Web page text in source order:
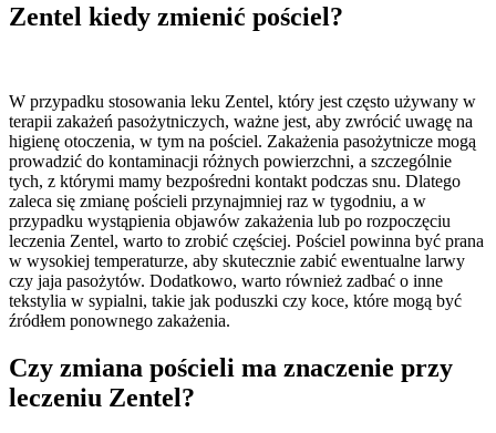
Zentel kiedy zmienić pościel?
W przypadku stosowania leku Zentel, który jest często używany w
terapii zakażeń pasożytniczych, ważne jest, aby zwrócić uwagę na
higienę otoczenia, w tym na pościel. Zakażenia pasożytnicze mogą
prowadzić do kontaminacji różnych powierzchni, a szczególnie
tych, z którymi mamy bezpośredni kontakt podczas snu. Dlatego
zaleca się zmianę pościeli przynajmniej raz w tygodniu, a w
przypadku wystąpienia objawów zakażenia lub po rozpoczęciu
leczenia Zentel, warto to zrobić częściej. Pościel powinna być prana
w wysokiej temperaturze, aby skutecznie zabić ewentualne larwy
czy jaja pasożytów. Dodatkowo, warto również zadbać o inne
tekstylia w sypialni, takie jak poduszki czy koce, które mogą być
źródłem ponownego zakażenia.
Czy zmiana pościeli ma znaczenie przy
leczeniu Zentel?